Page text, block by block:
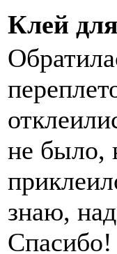
Клей
не было,
знаю,
Спасибо!